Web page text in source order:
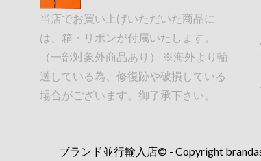
当店でお買い上げいただいた商品に
は、箱・リボンが付属いたします。
（一部対象外商品あり） ※海外より輸
送している為、修復跡や破損している
場合がございます。御了承下さい。
ブランド並行輸入店© - Copyright